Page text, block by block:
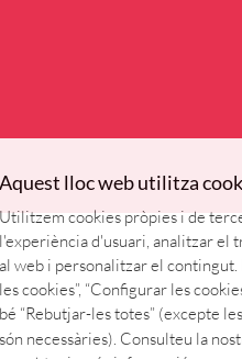
Aquest lloc web utilitza
Utilitzem cookies pròpies i de
l'experiència d'usuari, analitzar el
al web i personalitzar el contingut.
les cookies”, “Configurar les
bé “Rebutjar-les totes” (excepte
són necessàries). Consulteu la